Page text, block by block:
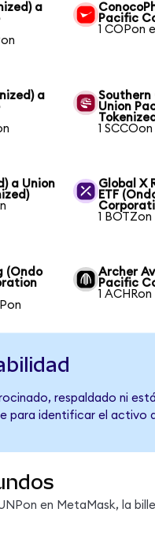
a
Pacific
1 COPon
a
Southern
Union
1
a Union
Global X
ETF
1 BOTZon
(Ondo
Archer
Pacific
1
respaldado ni
para identificar el activo
en MetaMask, la